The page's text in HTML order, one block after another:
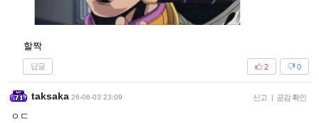
할짝
답글 0
2
taksaka 26-06-03 23:09 신고 | 공감 확인
ㅇㄷ